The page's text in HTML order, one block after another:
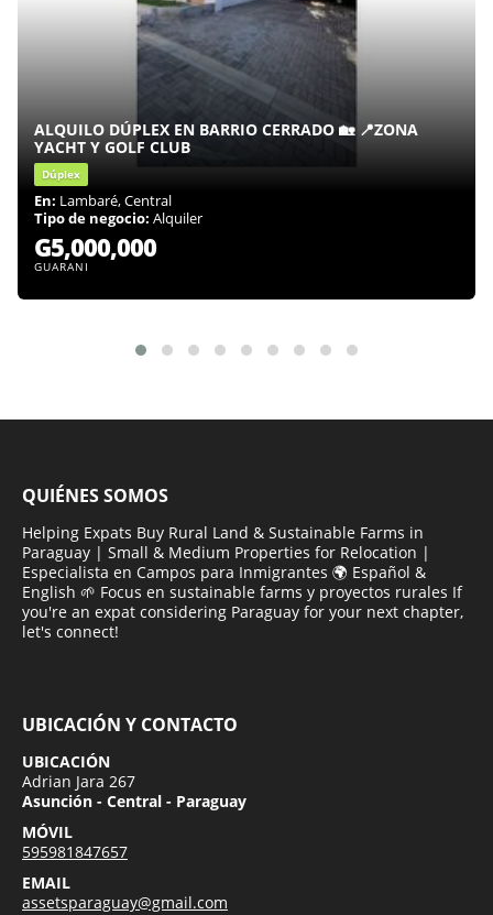
ALQUILO DÚPLEX EN BARRIO CERRADO 🏡 📍ZONA
YACHT Y GOLF CLUB
Dúplex
En: Lambaré, Central
Tipo de negocio: Alquiler
G5,000,000
GUARANI
QUIÉNES SOMOS
Helping Expats Buy Rural Land & Sustainable Farms in
Paraguay | Small & Medium Properties for Relocation |
Especialista en Campos para Inmigrantes 🌍 Español &
English 🌱 Focus en sustainable farms y proyectos rurales If
you're an expat considering Paraguay for your next chapter,
let's connect!
UBICACIÓN Y CONTACTO
UBICACIÓN
Adrian Jara 267
Asunción - Central - Paraguay
MÓVIL
595981847657
EMAIL
assetsparaguay@gmail.com